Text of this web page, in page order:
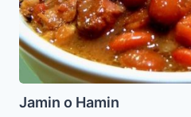
Jamin o Hamin